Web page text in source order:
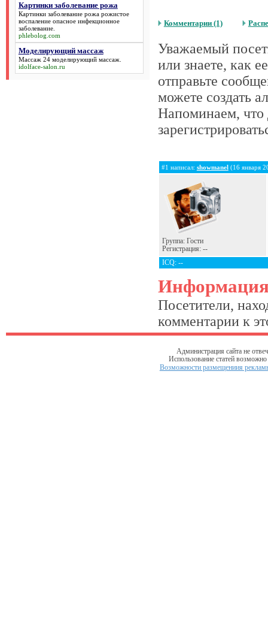
Картинки заболевание рожа
Картинки заболевание рожарожистое
воспаление опасное инфекционное
заболевание.
phlebolog.com
Моделирующий массаж
Массаж 24 моделирующий массаж.
idolface-salon.ru
Комментарии (1)
Уважаемый
или знаете, как
отправьте
можете создать
Напоминаем, что
#1 написал: showmanel(16 января
Группа: Гости
Регистрация: --
ICQ: --
Посетители,
комментарии к
Администрация сайта не
Использование статей
Возможности размещениия